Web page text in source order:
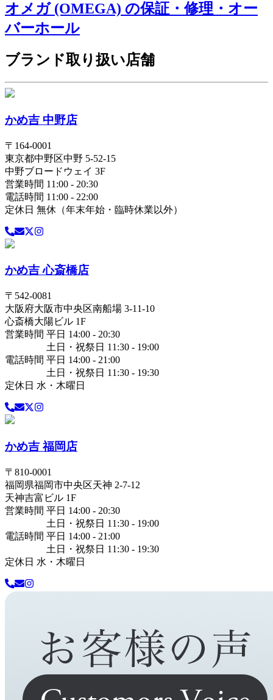
オメガ (OMEGA) の保証・修理・オー
バーホール
ブランド取り扱い店舗
かめ吉 中野店
〒 164-0001
東京都中野区中野 5-52-15
中野ブロードウェイ 3F
営業時間 11:00 - 20:30
電話時間 11:00 - 22:00
定休日 無休（年末年始・臨時休業以外）
かめ吉 心斎橋店
〒 542-0081
大阪府大阪市中央区南船場 3-11-10
心斎橋大陽ビル 1F
営業時間 平日 14:00 - 20:30
土日・祝祭日 11:30 - 19:00
電話時間 平日 14:00 - 21:00
土日・祝祭日 11:30 - 19:30
定休日 水・木曜日
かめ吉 福岡店
〒 810-0001
福岡県福岡市中央区天神 2-7-12
天神吉富ビル 1F
営業時間 平日 14:00 - 20:30
土日・祝祭日 11:30 - 19:00
電話時間 平日 14:00 - 21:00
土日・祝祭日 11:30 - 19:30
定休日 水・木曜日